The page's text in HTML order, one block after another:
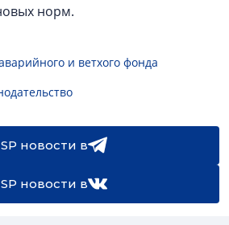
норм.
и ветхого фонда
новости в
новости в